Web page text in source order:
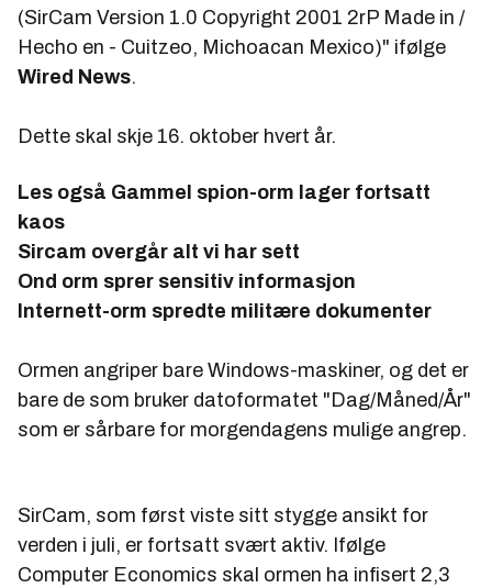
(SirCam Version 1.0 Copyright 2001 2rP Made in /
Hecho en - Cuitzeo, Michoacan Mexico)" ifølge
Wired News.
Dette skal skje 16. oktober hvert år.
Les også Gammel spion-orm lager fortsatt
kaos
Sircam overgår alt vi har sett
Ond orm sprer sensitiv informasjon
Internett-orm spredte militære dokumenter
Ormen angriper bare Windows-maskiner, og det er
bare de som bruker datoformatet "Dag/Måned/År"
som er sårbare for morgendagens mulige angrep.
SirCam, som først viste sitt stygge ansikt for
verden i juli, er fortsatt svært aktiv. Ifølge
Computer Economics skal ormen ha infisert 2,3